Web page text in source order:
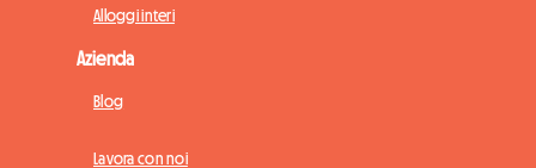
Alloggi interi
Azienda
Blog
Lavora con noi